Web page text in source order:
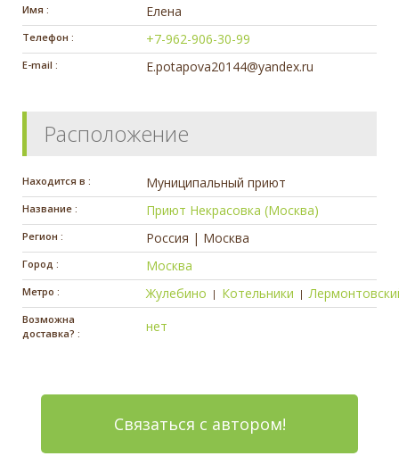
Имя : Елена
Телефон : +7-962-906-30-99
E-mail : E.potapova20144@yandex.ru
Расположение
Находится в : Муниципальный приют
Название : Приют Некрасовка (Москва)
Регион : Россия | Москва
Город : Москва
Метро : Жулебино | Котельники |
Возможна
доставка? :
нет
Связаться с автором!